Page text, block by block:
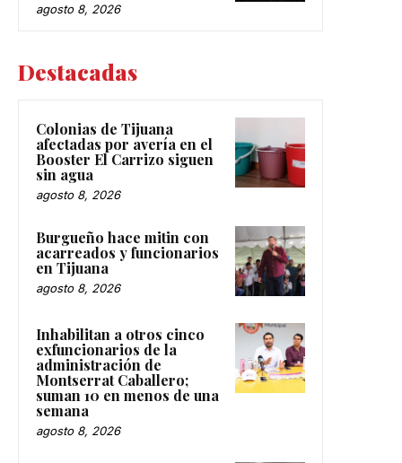
agosto 8, 2026
Destacadas
Colonias de Tijuana
afectadas por avería en el
Booster El Carrizo siguen
sin agua
agosto 8, 2026
Burgueño hace mitin con
acarreados y funcionarios
en Tijuana
agosto 8, 2026
Inhabilitan a otros cinco
exfuncionarios de la
administración de
Montserrat Caballero;
suman 10 en menos de una
semana
agosto 8, 2026